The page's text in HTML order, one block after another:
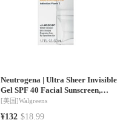
Neutrogena |Ultra Sheer Invisible
Gel SPF 40 Facial Sunscreen,
UVA/UVB Protection
[美国]Walgreens
¥132 $18.99